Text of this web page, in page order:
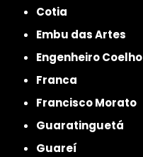
Cotia
Embu das Artes
Engenheiro Coelho
Franca
Francisco Morato
Guaratinguetá
Guareí